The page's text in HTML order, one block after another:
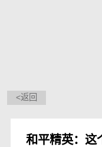
<返回
和平精英：这